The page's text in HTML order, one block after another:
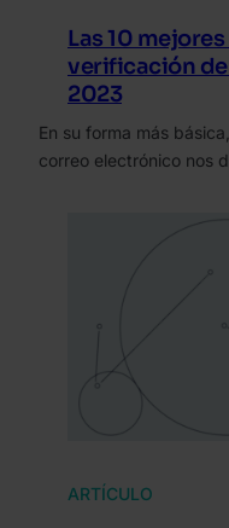
Las 10
verificación
2023
En su forma más
correo electrónico nos
ARTÍCULO